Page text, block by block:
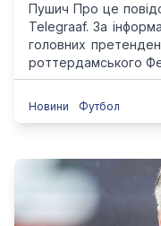
Пушич Про це
Telegraaf. За
головних
роттердамського
Новини Футбол